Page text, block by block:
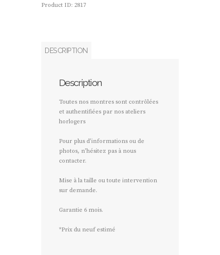
Product ID: 2817
DESCRIPTION
Description
Toutes nos montres sont contrôlées
et authentifiées par nos ateliers
horlogers
Pour plus d’informations ou de
photos, n’hésitez pas à nous
contacter.
Mise à la taille ou toute intervention
sur demande.
Garantie 6 mois.
*Prix du neuf estimé